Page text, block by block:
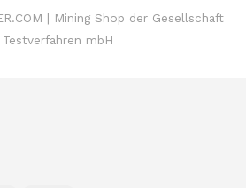
| Mining Shop der Gesellschaft
mbH